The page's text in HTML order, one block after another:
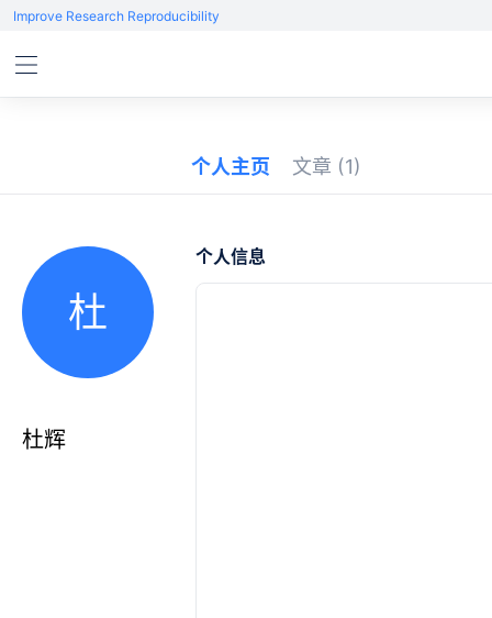
Improve Research Reproducibility
个人主页 文章 (1)
杜
杜辉
个人信息